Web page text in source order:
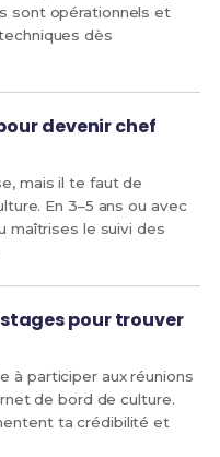
sont opérationnels et
dès
devenir chef
mais il te faut de
En 3–5 ans ou avec
maîtrises le suivi des
pour trouver
à participer aux réunions
de bord de culture.
ta crédibilité et